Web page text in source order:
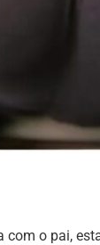
com o pai,